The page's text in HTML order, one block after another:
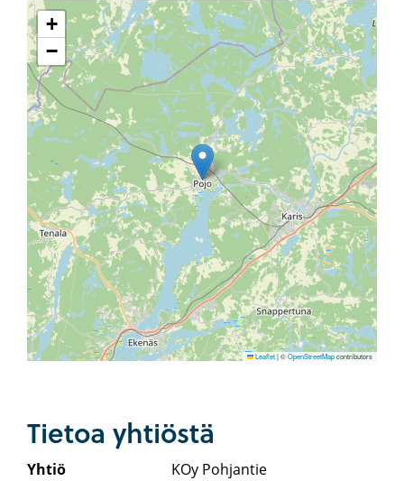
+
−
Leaflet|©OpenStreetMapcontributors
Tietoa yhtiöstä
Yhtiö
KOy Pohjantie